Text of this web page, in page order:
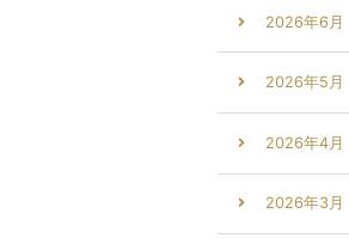
2026年6月
2026年5月
2026年4月
2026年3月